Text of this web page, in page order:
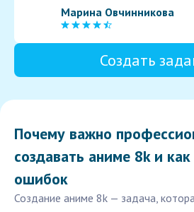
Марина Овчинникова
Создать
Почему важно
создавать аниме 8k и
ошибок
Создание аниме 8k — задача,